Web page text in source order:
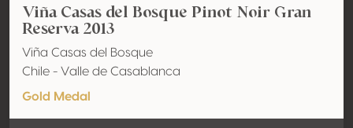
Viña Casas del Bosque Pinot Noir Gran
Reserva 2013
Viña Casas del Bosque
Chile - Valle de Casablanca
Gold Medal